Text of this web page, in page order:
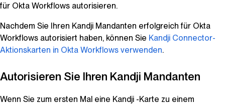
für Okta Workflows autorisieren.
Nachdem Sie Ihren Kandji Mandanten erfolgreich für Okta
Workflows autorisiert haben, können Sie Kandji Connector-
Aktionskarten in Okta Workflows verwenden.
Autorisieren Sie Ihren Kandji Mandanten
Wenn Sie zum ersten Mal eine Kandji -Karte zu einem